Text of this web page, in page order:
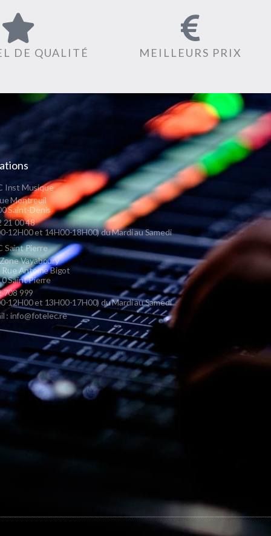
DE QUALITÉ MEILLEURS PRIX
Inst Musique
Montreuil
Saint-Denis
21 00 48
12H00 et 14H00-18H00) du Mardi au Samedi
Saint Pierre
Vayaboury
Rue Antoine Bigot
Saint Pierre
708 999
12H00 et 13H00-17H00) du Mardi au Samedi
: info@fotelec.re